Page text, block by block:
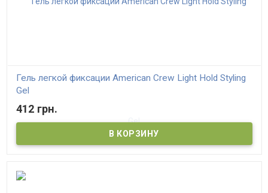
Гель легкой фиксации American Crew Light Hold Styling
Gel
412 грн.